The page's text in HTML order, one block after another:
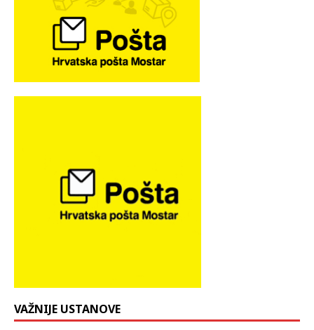
VAŽNIJE USTANOVE